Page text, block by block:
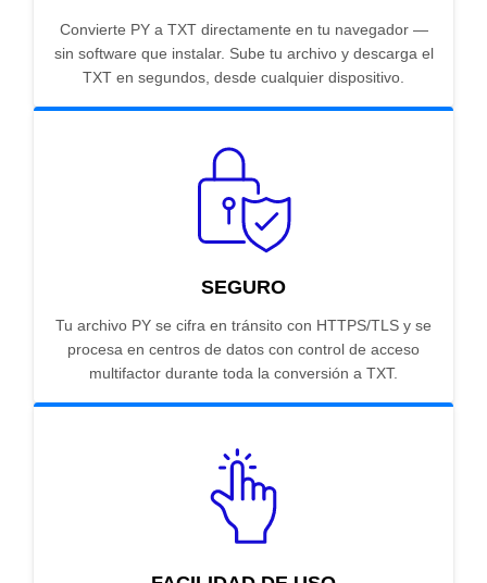
Convierte PY a TXT directamente en tu navegador —
sin software que instalar. Sube tu archivo y descarga el
TXT en segundos, desde cualquier dispositivo.
SEGURO
Tu archivo PY se cifra en tránsito con HTTPS/TLS y se
procesa en centros de datos con control de acceso
multifactor durante toda la conversión a TXT.